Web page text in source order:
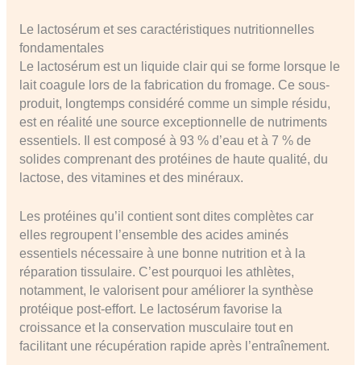
Le lactosérum et ses caractéristiques nutritionnelles
fondamentales
Le lactosérum est un liquide clair qui se forme lorsque le
lait coagule lors de la fabrication du fromage. Ce sous-
produit, longtemps considéré comme un simple résidu,
est en réalité une source exceptionnelle de nutriments
essentiels. Il est composé à 93 % d’eau et à 7 % de
solides comprenant des protéines de haute qualité, du
lactose, des vitamines et des minéraux.
Les protéines qu’il contient sont dites complètes car
elles regroupent l’ensemble des acides aminés
essentiels nécessaire à une bonne nutrition et à la
réparation tissulaire. C’est pourquoi les athlètes,
notamment, le valorisent pour améliorer la synthèse
protéique post-effort. Le lactosérum favorise la
croissance et la conservation musculaire tout en
facilitant une récupération rapide après l’entraînement.